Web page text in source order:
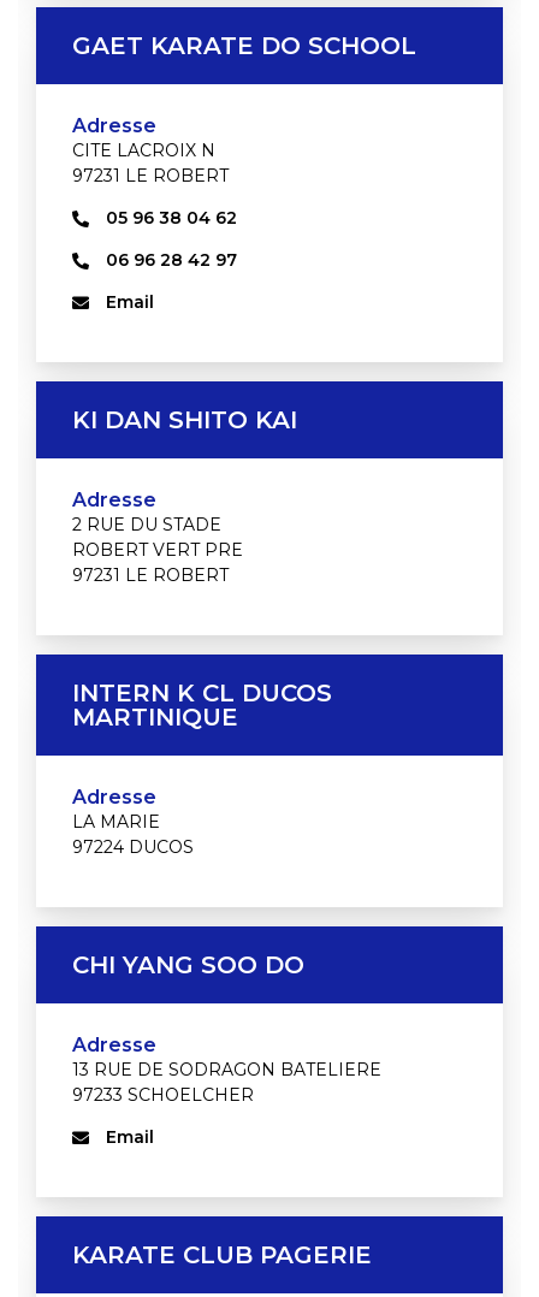
GAET KARATE DO SCHOOL
Adresse
CITE LACROIX N
97231 LE ROBERT
05 96 38 04 62
06 96 28 42 97
Email
KI DAN SHITO KAI
Adresse
2 RUE DU STADE
ROBERT VERT PRE
97231 LE ROBERT
INTERN K CL DUCOS
MARTINIQUE
Adresse
LA MARIE
97224 DUCOS
CHI YANG SOO DO
Adresse
13 RUE DE SODRAGON BATELIERE
97233 SCHOELCHER
Email
KARATE CLUB PAGERIE